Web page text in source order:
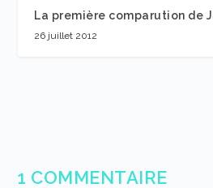
La première comparution de
26 juillet 2012
1 COMMENTAIRE